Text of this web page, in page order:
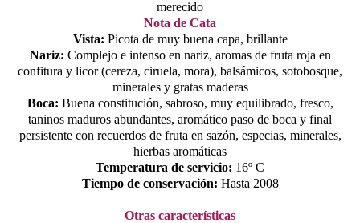
merecido
Nota de Cata
Vista: Picota de muy buena capa, brillante
Nariz: Complejo e intenso en nariz, aromas de fruta roja en
confitura y licor (cereza, ciruela, mora), balsámicos, sotobosque,
minerales y gratas maderas
Boca: Buena constitución, sabroso, muy equilibrado, fresco,
taninos maduros abundantes, aromático paso de boca y final
persistente con recuerdos de fruta en sazón, especias, minerales,
hierbas aromáticas
Temperatura de servicio: 16º C
Tiempo de conservación: Hasta 2008
Otras características